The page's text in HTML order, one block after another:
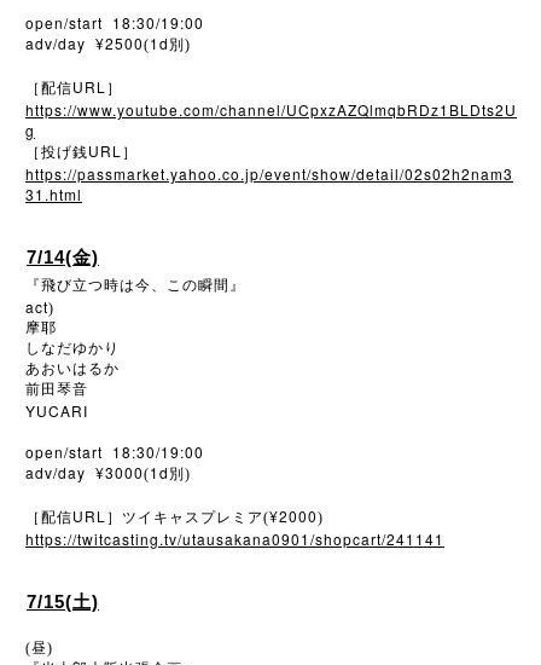
open/start 18:30/19:00
adv/day ¥2500(1d 別)
［配信URL ］
https://www.youtube.com/channel/UCpxzAZQlmqbRDz1BLDts2U
g
［投げ銭URL ］
https://passmarket.yahoo.co.jp/event/show/detail/02s02h2nam3
31.html
7/14(金)
『飛び立つ時は今、この瞬間』
act)
摩耶
しなだゆかり
あおいはるか
前田琴音
YUCARI
open/start 18:30/19:00
adv/day ¥3000(1d 別)
［配信URL ］ツイキャスプレミア(¥2000)
https://twitcasting.tv/utausakana0901/shopcart/241141
7/15(土)
(昼)